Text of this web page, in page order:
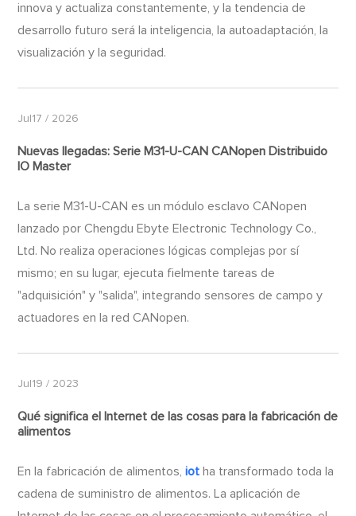
innova y actualiza constantemente, y la tendencia de
desarrollo futuro será la inteligencia, la autoadaptación, la
visualización y la seguridad.
Jul17 / 2026
Nuevas llegadas: Serie M31-U-CAN CANopen Distribuido
IO Master
La serie M31-U-CAN es un módulo esclavo CANopen
lanzado por Chengdu Ebyte Electronic Technology Co.,
Ltd. No realiza operaciones lógicas complejas por sí
mismo; en su lugar, ejecuta fielmente tareas de
"adquisición" y "salida", integrando sensores de campo y
actuadores en la red CANopen.
Jul19 / 2023
Qué significa el Internet de las cosas para la fabricación de
alimentos
En la fabricación de alimentos,iot ha transformado toda la
cadena de suministro de alimentos. La aplicación de